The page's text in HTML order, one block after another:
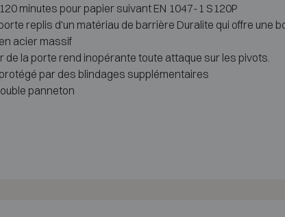
minutes pour papier suivant EN 1047-1 S120P
replis d'un matériau de barrière Duralite qui offre une
acier massif
la porte rend inopérante toute attaque sur les pivots.
par des blindages supplémentaires
panneton